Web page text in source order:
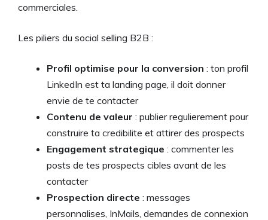
commerciales.
Les piliers du social selling B2B :
Profil optimise pour la conversion : ton profil
LinkedIn est ta landing page, il doit donner
envie de te contacter
Contenu de valeur : publier regulierement pour
construire ta credibilite et attirer des prospects
Engagement strategique : commenter les
posts de tes prospects cibles avant de les
contacter
Prospection directe : messages
personnalises, InMails, demandes de connexion